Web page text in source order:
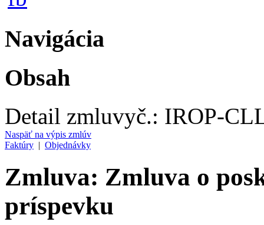
Navigácia
Obsah
Detail zmluvyč.: IROP-
Naspäť na výpis zmlúv
Faktúry | Objednávky
Zmluva: Zmluva o
príspevku